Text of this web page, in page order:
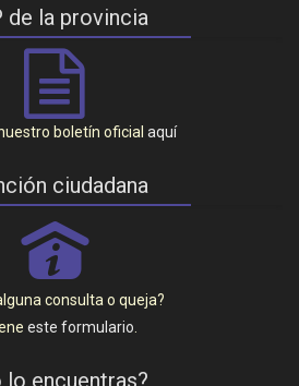
de la provincia
boletín oficial aquí
ciudadana
P
consulta o queja?
este formulario
lo encuentras?